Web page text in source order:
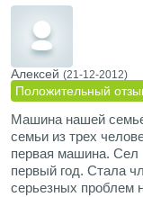
автомобиля падает,
- не угнаться.
машина, то это та
Алексей (21-12-2012)
Положительный
Машина нашей
семьи из трех
первая машина. Сел
первый год. Стала
серьезных проблем